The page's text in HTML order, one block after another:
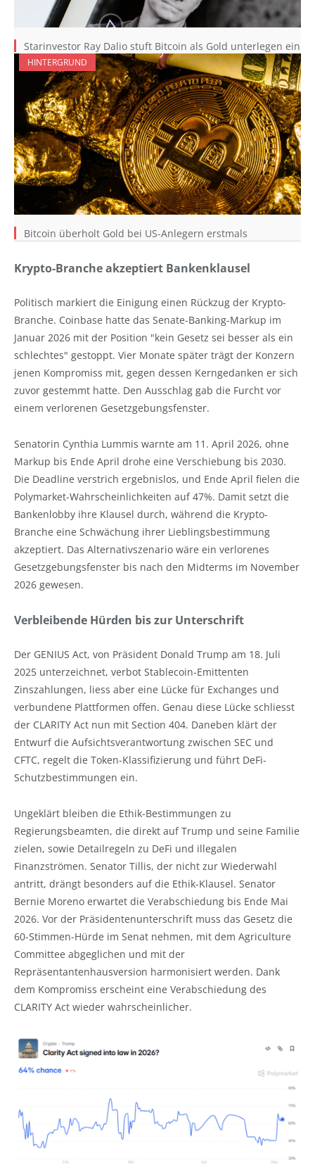
Starinvestor Ray Dalio stuft Bitcoin als Gold unterlegen ein
HINTERGRUND
Bitcoin überholt Gold bei US-Anlegern erstmals
Krypto-Branche akzeptiert Bankenklausel
Politisch markiert die Einigung einen Rückzug der Krypto-
Branche. Coinbase hatte das Senate-Banking-Markup im
Januar 2026 mit der Position "kein Gesetz sei besser als ein
schlechtes" gestoppt. Vier Monate später trägt der Konzern
jenen Kompromiss mit, gegen dessen Kerngedanken er sich
zuvor gestemmt hatte. Den Ausschlag gab die Furcht vor
einem verlorenen Gesetzgebungsfenster.
Senatorin Cynthia Lummis warnte am 11. April 2026, ohne
Markup bis Ende April drohe eine Verschiebung bis 2030.
Die Deadline verstrich ergebnislos, und Ende April fielen die
Polymarket-Wahrscheinlichkeiten auf 47%. Damit setzt die
Bankenlobby ihre Klausel durch, während die Krypto-
Branche eine Schwächung ihrer Lieblingsbestimmung
akzeptiert. Das Alternativszenario wäre ein verlorenes
Gesetzgebungsfenster bis nach den Midterms im November
2026 gewesen.
Verbleibende Hürden bis zur Unterschrift
Der GENIUS Act, von Präsident Donald Trump am 18. Juli
2025 unterzeichnet, verbot Stablecoin-Emittenten
Zinszahlungen, liess aber eine Lücke für Exchanges und
verbundene Plattformen offen. Genau diese Lücke schliesst
der CLARITY Act nun mit Section 404. Daneben klärt der
Entwurf die Aufsichtsverantwortung zwischen SEC und
CFTC, regelt die Token-Klassifizierung und führt DeFi-
Schutzbestimmungen ein.
Ungeklärt bleiben die Ethik-Bestimmungen zu
Regierungsbeamten, die direkt auf Trump und seine Familie
zielen, sowie Detailregeln zu DeFi und illegalen
Finanzströmen. Senator Tillis, der nicht zur Wiederwahl
antritt, drängt besonders auf die Ethik-Klausel. Senator
Bernie Moreno erwartet die Verabschiedung bis Ende Mai
2026. Vor der Präsidentenunterschrift muss das Gesetz die
60-Stimmen-Hürde im Senat nehmen, mit dem Agriculture
Committee abgeglichen und mit der
Repräsentantenhausversion harmonisiert werden. Dank
dem Kompromiss erscheint eine Verabschiedung des
CLARITY Act wieder wahrscheinlicher.